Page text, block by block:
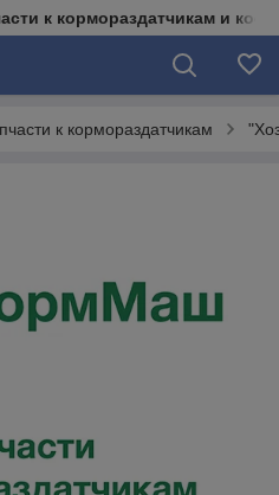
к кормораздатчикам и
к кормораздатчикам